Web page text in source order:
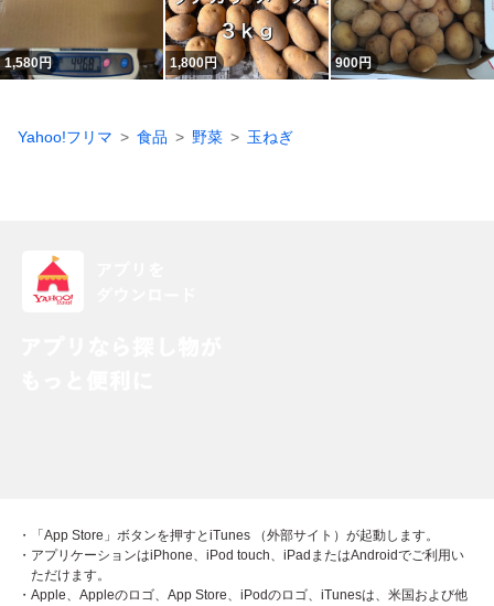
1,580円 1,800円 900円
Yahoo!フリマ 食品 野菜 玉ねぎ
・「App Store」ボタンを押すとiTunes （外部サイト）が起動します。
・アプリケーションはiPhone、iPod touch、iPadまたはAndroidでご利用い
ただけます。
・Apple、Appleのロゴ、App Store、iPodのロゴ、iTunesは、米国および他